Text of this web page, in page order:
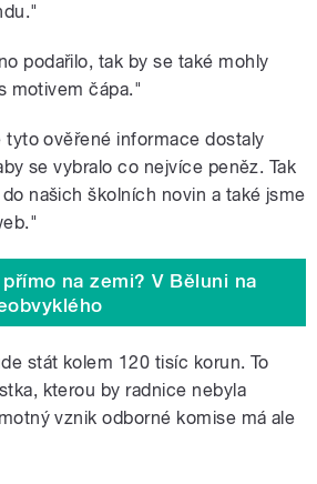
podařilo, tak by se také mohly
motivem čápa."
tyto ověřené informace dostaly
se vybralo co nejvíce peněz. Tak
našich školních novin a také jsme
na zemi? V Běluni na
stát kolem 120 tisíc korun. To
kterou by radnice nebyla
vznik odborné komise má ale